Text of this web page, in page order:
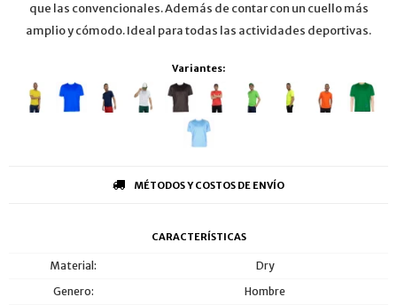
que las convencionales. Además de contar con un cuello más
amplio y cómodo. Ideal para todas las actividades deportivas.
Variantes:
MÉTODOS Y COSTOS DE ENVÍO
CARACTERÍSTICAS
Material
Dry
Genero
Hombre